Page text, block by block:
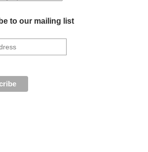
to our mailing list